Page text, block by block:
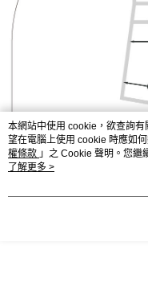
本網站中使用 cookie，欲查詢
望在電腦上使用 cookie 時應如
權條款 」之 Cookie 聲明。您繼
用條款之 Cookie 聲明使用
了解更多 >